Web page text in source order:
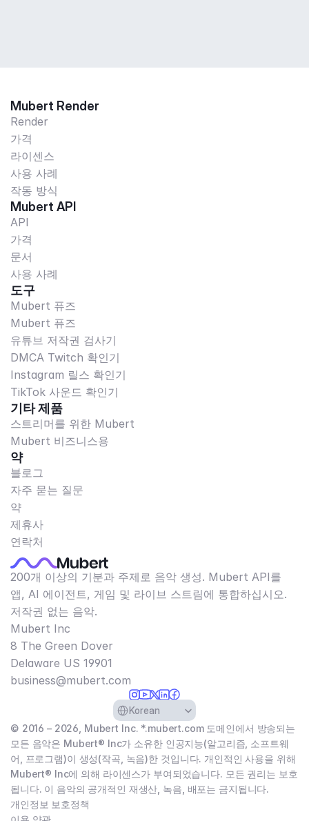
Mubert Render
Render
가격
라이센스
사용 사례
작동 방식
Mubert API
API
가격
문서
사용 사례
도구
Mubert 퓨즈
Mubert 퓨즈
유튜브 저작권 검사기
DMCA Twitch 확인기
Instagram 릴스 확인기
TikTok 사운드 확인기
기타 제품
스트리머를 위한 Mubert
Mubert 비즈니스용
약
블로그
자주 묻는 질문
약
제휴사
연락처
200개 이상의 기분과 주제로 음악 생성. Mubert API를
앱, AI 에이전트, 게임 및 라이브 스트림에 통합하십시오.
저작권 없는 음악.
Mubert Inc
8 The Green Dover
Delaware US 19901​
business@mubert.com
Select Language
Korean
© 2016 – 2026, Mubert Inc. *.mubert.com 도메인에서 방송되는
모든 음악은 Mubert® Inc가 소유한 인공지능(알고리즘, 소프트웨
어, 프로그램)이 생성(작곡, 녹음)한 것입니다. 개인적인 사용을 위해
Mubert® Inc에 의해 라이센스가 부여되었습니다. 모든 권리는 보호
됩니다. 이 음악의 공개적인 재생산, 녹음, 배포는 금지됩니다.
개인정보 보호정책